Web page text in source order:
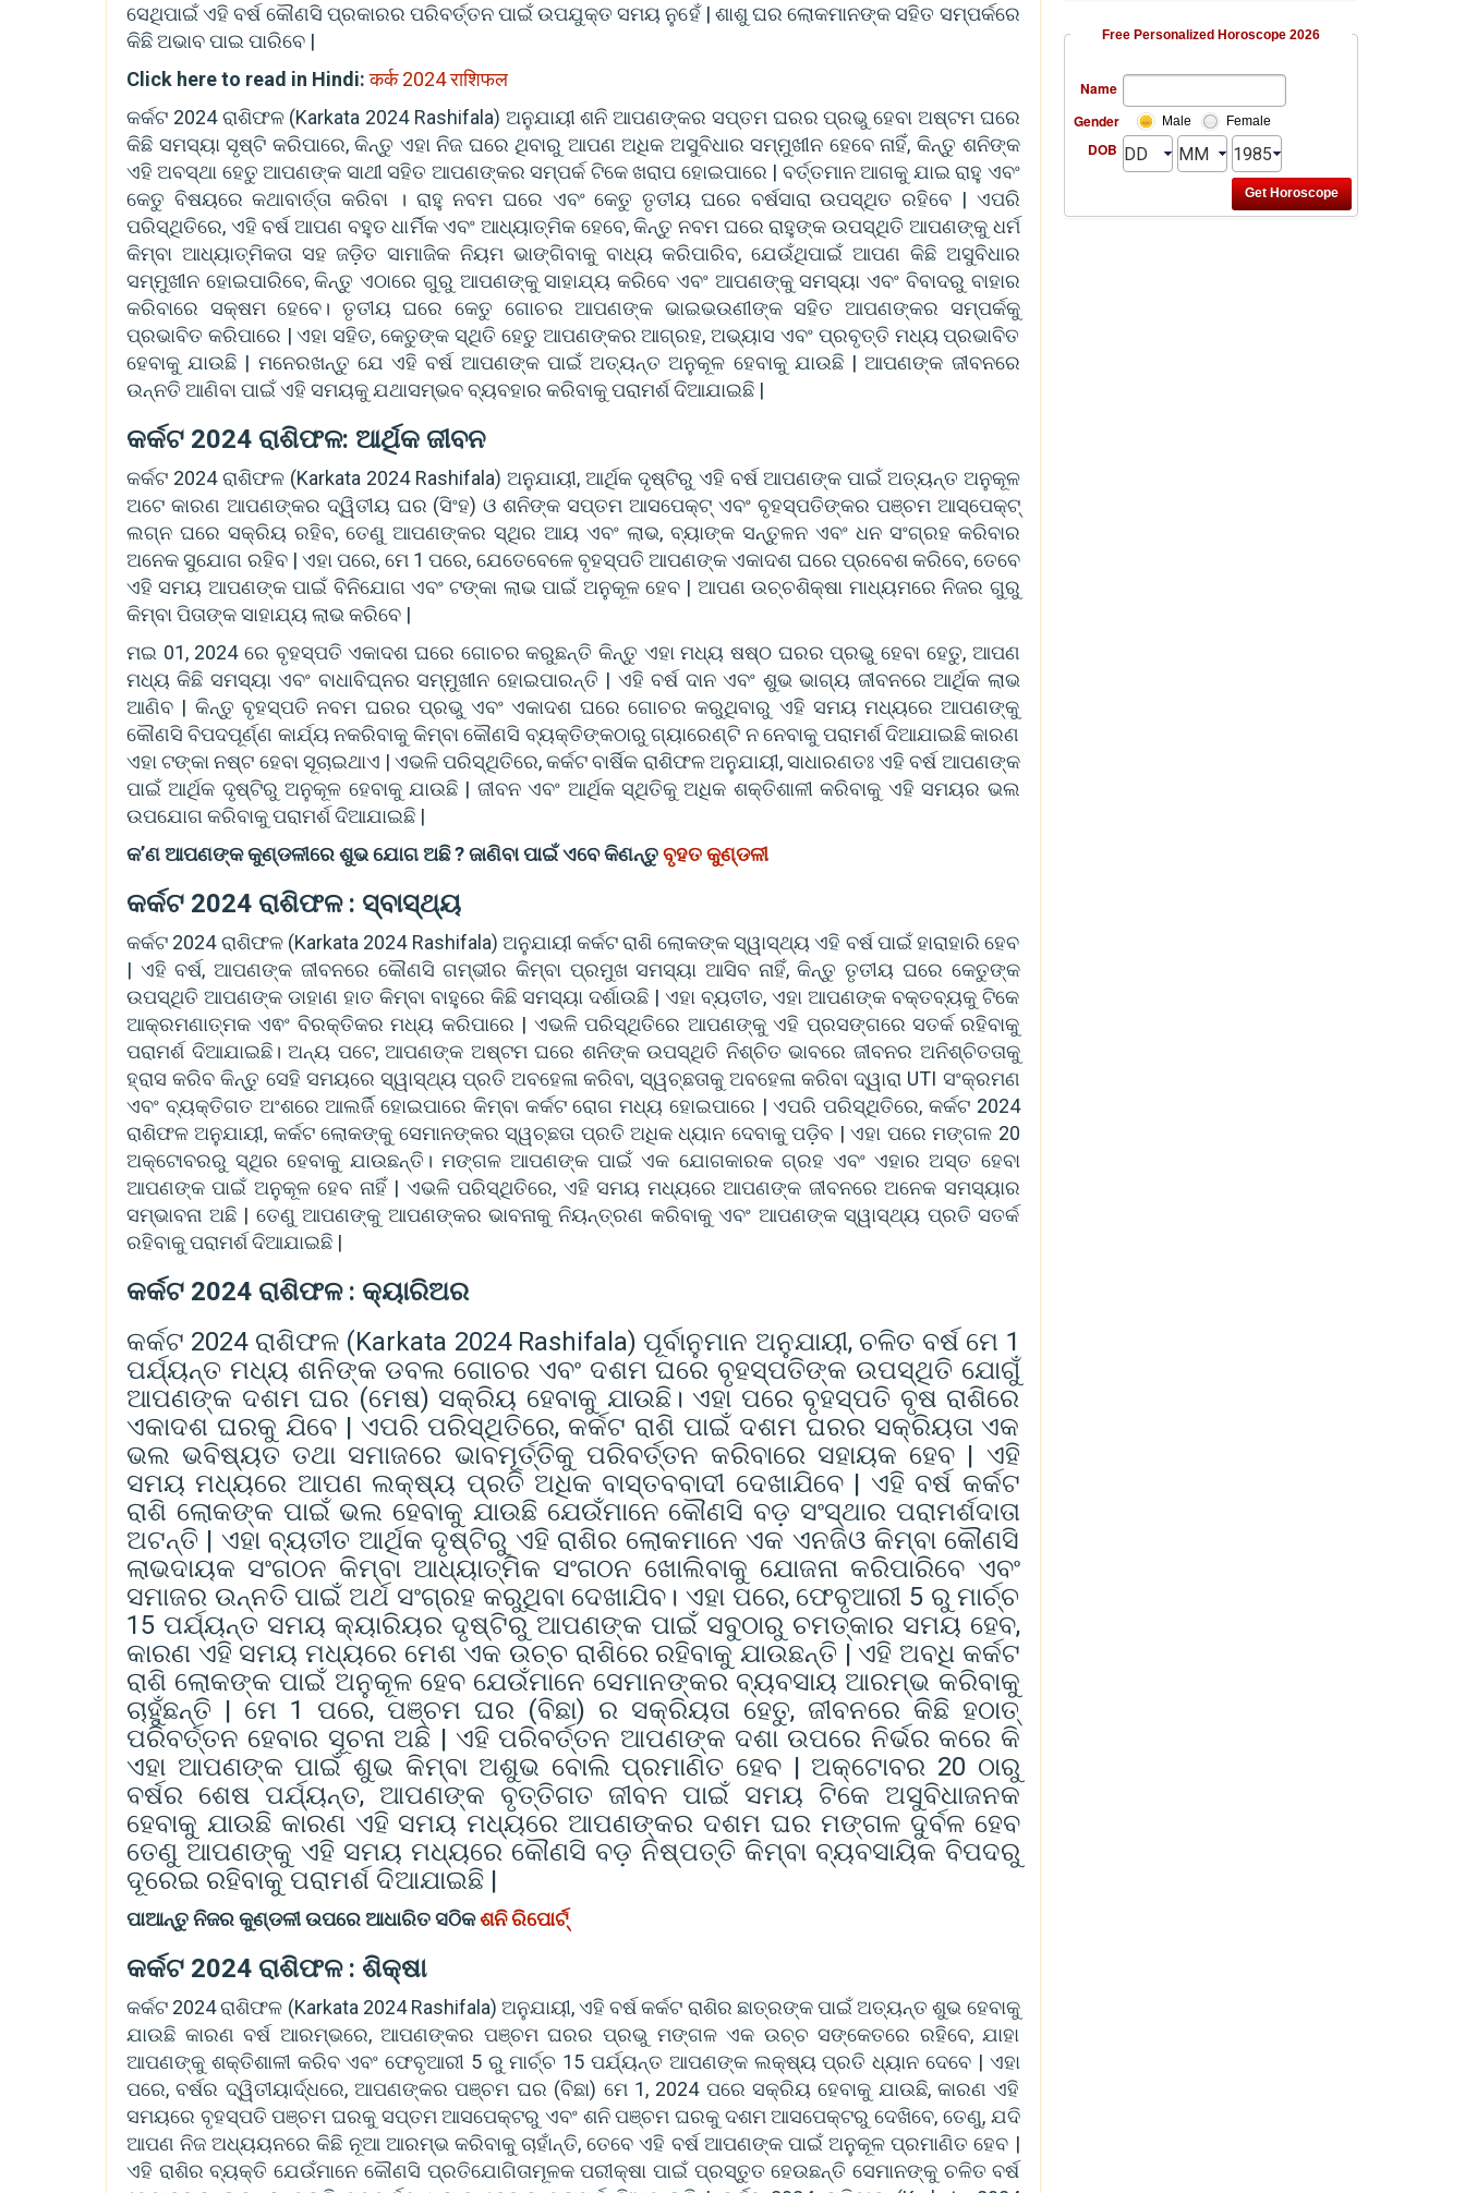
ସେଥିପାଇଁ ଏହି ବର୍ଷ କୌଣସି ପ୍ରକାରର ପରିବର୍ତ୍ତନ ପାଇଁ ଉପଯୁକ୍ତ ସମୟ ନୁହେଁ | ଶାଶୁ ଘର ଲୋକମାନଙ୍କ ସହିତ ସମ୍ପର୍କରେ
କିଛି ଅଭାବ ପାଇ ପାରିବେ |
Click here to read in Hindi:कर्क 2024 राशिफल
କର୍କଟ 2024 ରାଶିଫଳ (Karkata 2024 Rashifala) ଅନୁଯାୟୀ ଶନି ଆପଣଙ୍କର ସପ୍ତମ ଘରର ପ୍ରଭୁ ହେବା ଅଷ୍ଟମ ଘରେ
କିଛି ସମସ୍ୟା ସୃଷ୍ଟି କରିପାରେ, କିନ୍ତୁ ଏହା ନିଜ ଘରେ ଥିବାରୁ ଆପଣ ଅଧିକ ଅସୁବିଧାର ସମ୍ମୁଖୀନ ହେବେ ନାହିଁ, କିନ୍ତୁ ଶନିଙ୍କ
ଏହି ଅବସ୍ଥା ହେତୁ ଆପଣଙ୍କ ସାଥୀ ସହିତ ଆପଣଙ୍କର ସମ୍ପର୍କ ଟିକେ ଖରାପ ହୋଇପାରେ | ବର୍ତ୍ତମାନ ଆଗକୁ ଯାଇ ରାହୁ ଏବଂ
କେତୁ ବିଷୟରେ କଥାବାର୍ତ୍ତା କରିବା । ରାହୁ ନବମ ଘରେ ଏବଂ କେତୁ ତୃତୀୟ ଘରେ ବର୍ଷସାରା ଉପସ୍ଥିତ ରହିବେ | ଏପରି
ପରିସ୍ଥିତିରେ, ଏହି ବର୍ଷ ଆପଣ ବହୁତ ଧାର୍ମିକ ଏବଂ ଆଧ୍ୟାତ୍ମିକ ହେବେ, କିନ୍ତୁ ନବମ ଘରେ ରାହୁଙ୍କ ଉପସ୍ଥିତି ଆପଣଙ୍କୁ ଧର୍ମ
କିମ୍ବା ଆଧ୍ୟାତ୍ମିକତା ସହ ଜଡ଼ିତ ସାମାଜିକ ନିୟମ ଭାଙ୍ଗିବାକୁ ବାଧ୍ୟ କରିପାରିବ, ଯେଉଁଥିପାଇଁ ଆପଣ କିଛି ଅସୁବିଧାର
ସମ୍ମୁଖୀନ ହୋଇପାରିବେ, କିନ୍ତୁ ଏଠାରେ ଗୁରୁ ଆପଣଙ୍କୁ ସାହାଯ୍ୟ କରିବେ ଏବଂ ଆପଣଙ୍କୁ ସମସ୍ୟା ଏବଂ ବିବାଦରୁ ବାହାର
କରିବାରେ ସକ୍ଷମ ହେବେ। ତୃତୀୟ ଘରେ କେତୁ ଗୋଚର ଆପଣଙ୍କ ଭାଇଭଉଣୀଙ୍କ ସହିତ ଆପଣଙ୍କର ସମ୍ପର୍କକୁ
ପ୍ରଭାବିତ କରିପାରେ | ଏହା ସହିତ, କେତୁଙ୍କ ସ୍ଥିତି ହେତୁ ଆପଣଙ୍କର ଆଗ୍ରହ, ଅଭ୍ୟାସ ଏବଂ ପ୍ରବୃତ୍ତି ମଧ୍ୟ ପ୍ରଭାବିତ
ହେବାକୁ ଯାଉଛି | ମନେରଖନ୍ତୁ ଯେ ଏହି ବର୍ଷ ଆପଣଙ୍କ ପାଇଁ ଅତ୍ୟନ୍ତ ଅନୁକୂଳ ହେବାକୁ ଯାଉଛି | ଆପଣଙ୍କ ଜୀବନରେ
ଉନ୍ନତି ଆଣିବା ପାଇଁ ଏହି ସମୟକୁ ଯଥାସମ୍ଭବ ବ୍ୟବହାର କରିବାକୁ ପରାମର୍ଶ ଦିଆଯାଇଛି |
କର୍କଟ 2024 ରାଶିଫଳ: ଆର୍ଥିକ ଜୀବନ
କର୍କଟ 2024 ରାଶିଫଳ (Karkata 2024 Rashifala) ଅନୁଯାୟୀ, ଆର୍ଥିକ ଦୃଷ୍ଟିରୁ ଏହି ବର୍ଷ ଆପଣଙ୍କ ପାଇଁ ଅତ୍ୟନ୍ତ ଅନୁକୂଳ
ଅଟେ କାରଣ ଆପଣଙ୍କର ଦ୍ୱିତୀୟ ଘର (ସିଂହ) ଓ ଶନିଙ୍କ ସପ୍ତମ ଆସପେକ୍ଟ୍ ଏବଂ ବୃହସ୍ପତିଙ୍କର ପଞ୍ଚମ ଆସ୍ପେକ୍ଟ୍
ଲଗ୍ନ ଘରେ ସକ୍ରିୟ ରହିବ, ତେଣୁ ଆପଣଙ୍କର ସ୍ଥିର ଆୟ ଏବଂ ଲାଭ, ବ୍ୟାଙ୍କ ସନ୍ତୁଳନ ଏବଂ ଧନ ସଂଗ୍ରହ କରିବାର
ଅନେକ ସୁଯୋଗ ରହିବ | ଏହା ପରେ, ମେ 1 ପରେ, ଯେତେବେଳେ ବୃହସ୍ପତି ଆପଣଙ୍କ ଏକାଦଶ ଘରେ ପ୍ରବେଶ କରିବେ, ତେବେ
ଏହି ସମୟ ଆପଣଙ୍କ ପାଇଁ ବିନିଯୋଗ ଏବଂ ଟଙ୍କା ଲାଭ ପାଇଁ ଅନୁକୂଳ ହେବ | ଆପଣ ଉଚ୍ଚଶିକ୍ଷା ମାଧ୍ୟମରେ ନିଜର ଗୁରୁ
କିମ୍ବା ପିତାଙ୍କ ସାହାଯ୍ୟ ଲାଭ କରିବେ |
ମଇ 01, 2024 ରେ ବୃହସ୍ପତି ଏକାଦଶ ଘରେ ଗୋଚର କରୁଛନ୍ତି କିନ୍ତୁ ଏହା ମଧ୍ୟ ଷଷ୍ଠ ଘରର ପ୍ରଭୁ ହେବା ହେତୁ, ଆପଣ
ମଧ୍ୟ କିଛି ସମସ୍ୟା ଏବଂ ବାଧାବିଘ୍ନର ସମ୍ମୁଖୀନ ହୋଇପାରନ୍ତି | ଏହି ବର୍ଷ ଦାନ ଏବଂ ଶୁଭ ଭାଗ୍ୟ ଜୀବନରେ ଆର୍ଥିକ ଲାଭ
ଆଣିବ | କିନ୍ତୁ ବୃହସ୍ପତି ନବମ ଘରର ପ୍ରଭୁ ଏବଂ ଏକାଦଶ ଘରେ ଗୋଚର କରୁଥିବାରୁ ଏହି ସମୟ ମଧ୍ୟରେ ଆପଣଙ୍କୁ
କୌଣସି ବିପଦପୂର୍ଣ୍ଣ କାର୍ଯ୍ୟ ନକରିବାକୁ କିମ୍ବା କୌଣସି ବ୍ୟକ୍ତିଙ୍କଠାରୁ ଗ୍ୟାରେଣ୍ଟି ନ ନେବାକୁ ପରାମର୍ଶ ଦିଆଯାଇଛି କାରଣ
ଏହା ଟଙ୍କା ନଷ୍ଟ ହେବା ସୂଚାଇଥାଏ | ଏଭଳି ପରିସ୍ଥିତିରେ, କର୍କଟ ବାର୍ଷିକ ରାଶିଫଳ ଅନୁଯାୟୀ, ସାଧାରଣତଃ ଏହି ବର୍ଷ ଆପଣଙ୍କ
ପାଇଁ ଆର୍ଥିକ ଦୃଷ୍ଟିରୁ ଅନୁକୂଳ ହେବାକୁ ଯାଉଛି | ଜୀବନ ଏବଂ ଆର୍ଥିକ ସ୍ଥିତିକୁ ଅଧିକ ଶକ୍ତିଶାଳୀ କରିବାକୁ ଏହି ସମୟର ଭଲ
ଉପଯୋଗ କରିବାକୁ ପରାମର୍ଶ ଦିଆଯାଇଛି |
କ’ଣ ଆପଣଙ୍କ କୁଣ୍ଡଳୀରେ ଶୁଭ ଯୋଗ ଅଛି ? ଜାଣିବା ପାଇଁ ଏବେ କିଣନ୍ତୁବୃହତ କୁଣ୍ଡଳୀ
କର୍କଟ 2024 ରାଶିଫଳ : ସ୍ବାସ୍ଥ୍ୟ
କର୍କଟ 2024 ରାଶିଫଳ (Karkata 2024 Rashifala) ଅନୁଯାୟୀ କର୍କଟ ରାଶି ଲୋକଙ୍କ ସ୍ୱାସ୍ଥ୍ୟ ଏହି ବର୍ଷ ପାଇଁ ହାରାହାରି ହେବ
| ଏହି ବର୍ଷ, ଆପଣଙ୍କ ଜୀବନରେ କୌଣସି ଗମ୍ଭୀର କିମ୍ବା ପ୍ରମୁଖ ସମସ୍ୟା ଆସିବ ନାହିଁ, କିନ୍ତୁ ତୃତୀୟ ଘରେ କେତୁଙ୍କ
ଉପସ୍ଥିତି ଆପଣଙ୍କ ଡାହାଣ ହାତ କିମ୍ବା ବାହୁରେ କିଛି ସମସ୍ୟା ଦର୍ଶାଉଛି | ଏହା ବ୍ୟତୀତ, ଏହା ଆପଣଙ୍କ ବକ୍ତବ୍ୟକୁ ଟିକେ
ଆକ୍ରମଣାତ୍ମକ ଏଵଂ ବିରକ୍ତିକର ମଧ୍ୟ କରିପାରେ | ଏଭଳି ପରିସ୍ଥିତିରେ ଆପଣଙ୍କୁ ଏହି ପ୍ରସଙ୍ଗରେ ସତର୍କ ରହିବାକୁ
ପରାମର୍ଶ ଦିଆଯାଇଛି। ଅନ୍ୟ ପଟେ, ଆପଣଙ୍କ ଅଷ୍ଟମ ଘରେ ଶନିଙ୍କ ଉପସ୍ଥିତି ନିଶ୍ଚିତ ଭାବରେ ଜୀବନର ଅନିଶ୍ଚିତତାକୁ
ହ୍ରାସ କରିବ କିନ୍ତୁ ସେହି ସମୟରେ ସ୍ୱାସ୍ଥ୍ୟ ପ୍ରତି ଅବହେଳା କରିବା, ସ୍ୱଚ୍ଛତାକୁ ଅବହେଳା କରିବା ଦ୍ୱାରା UTI ସଂକ୍ରମଣ
ଏବଂ ବ୍ୟକ୍ତିଗତ ଅଂଶରେ ଆଲର୍ଜି ହୋଇପାରେ କିମ୍ବା କର୍କଟ ରୋଗ ମଧ୍ୟ ହୋଇପାରେ | ଏପରି ପରିସ୍ଥିତିରେ, କର୍କଟ 2024
ରାଶିଫଳ ଅନୁଯାୟୀ, କର୍କଟ ଲୋକଙ୍କୁ ସେମାନଙ୍କର ସ୍ୱଚ୍ଛତା ପ୍ରତି ଅଧିକ ଧ୍ୟାନ ଦେବାକୁ ପଡ଼ିବ | ଏହା ପରେ ମଙ୍ଗଳ 20
ଅକ୍ଟୋବରରୁ ସ୍ଥିର ହେବାକୁ ଯାଉଛନ୍ତି। ମଙ୍ଗଳ ଆପଣଙ୍କ ପାଇଁ ଏକ ଯୋଗକାରକ ଗ୍ରହ ଏବଂ ଏହାର ଅସ୍ତ ହେବା
ଆପଣଙ୍କ ପାଇଁ ଅନୁକୂଳ ହେବ ନାହିଁ | ଏଭଳି ପରିସ୍ଥିତିରେ, ଏହି ସମୟ ମଧ୍ୟରେ ଆପଣଙ୍କ ଜୀବନରେ ଅନେକ ସମସ୍ୟାର
ସମ୍ଭାବନା ଅଛି | ତେଣୁ ଆପଣଙ୍କୁ ଆପଣଙ୍କର ଭାବନାକୁ ନିୟନ୍ତ୍ରଣ କରିବାକୁ ଏବଂ ଆପଣଙ୍କ ସ୍ୱାସ୍ଥ୍ୟ ପ୍ରତି ସତର୍କ
ରହିବାକୁ ପରାମର୍ଶ ଦିଆଯାଇଛି |
କର୍କଟ 2024 ରାଶିଫଳ : କ୍ୟାରିଅର
କର୍କଟ 2024 ରାଶିଫଳ (Karkata 2024 Rashifala) ପୂର୍ବାନୁମାନ ଅନୁଯାୟୀ, ଚଳିତ ବର୍ଷ ମେ 1
ପର୍ଯ୍ୟନ୍ତ ମଧ୍ୟ ଶନିଙ୍କ ଡବଲ ଗୋଚର ଏବଂ ଦଶମ ଘରେ ବୃହସ୍ପତିଙ୍କ ଉପସ୍ଥିତି ଯୋଗୁଁ
ଆପଣଙ୍କ ଦଶମ ଘର (ମେଷ) ସକ୍ରିୟ ହେବାକୁ ଯାଉଛି। ଏହା ପରେ ବୃହସ୍ପତି ବୃଷ ରାଶିରେ
ଏକାଦଶ ଘରକୁ ଯିବେ | ଏପରି ପରିସ୍ଥିତିରେ, କର୍କଟ ରାଶି ପାଇଁ ଦଶମ ଘରର ସକ୍ରିୟତା ଏକ
ଭଲ ଭବିଷ୍ୟତ ତଥା ସମାଜରେ ଭାବମୂର୍ତ୍ତିକୁ ପରିବର୍ତ୍ତନ କରିବାରେ ସହାୟକ ହେବ | ଏହି
ସମୟ ମଧ୍ୟରେ ଆପଣ ଲକ୍ଷ୍ୟ ପ୍ରତି ଅଧିକ ବାସ୍ତବବାଦୀ ଦେଖାଯିବେ | ଏହି ବର୍ଷ କର୍କଟ
ରାଶି ଲୋକଙ୍କ ପାଇଁ ଭଲ ହେବାକୁ ଯାଉଛି ଯେଉଁମାନେ କୌଣସି ବଡ଼ ସଂସ୍ଥାର ପରାମର୍ଶଦାତା
ଅଟନ୍ତି | ଏହା ବ୍ୟତୀତ ଆର୍ଥିକ ଦୃଷ୍ଟିରୁ ଏହି ରାଶିର ଲୋକମାନେ ଏକ ଏନଜିଓ କିମ୍ବା କୌଣସି
ଲାଭଦାୟକ ସଂଗଠନ କିମ୍ବା ଆଧ୍ୟାତ୍ମିକ ସଂଗଠନ ଖୋଲିବାକୁ ଯୋଜନା କରିପାରିବେ ଏବଂ
ସମାଜର ଉନ୍ନତି ପାଇଁ ଅର୍ଥ ସଂଗ୍ରହ କରୁଥିବା ଦେଖାଯିବ। ଏହା ପରେ, ଫେବୃଆରୀ 5 ରୁ ମାର୍ଚ୍ଚ
15 ପର୍ଯ୍ୟନ୍ତ ସମୟ କ୍ୟାରିୟର ଦୃଷ୍ଟିରୁ ଆପଣଙ୍କ ପାଇଁ ସବୁଠାରୁ ଚମତ୍କାର ସମୟ ହେବ,
କାରଣ ଏହି ସମୟ ମଧ୍ୟରେ ମେଶ ଏକ ଉଚ୍ଚ ରାଶିରେ ରହିବାକୁ ଯାଉଛନ୍ତି | ଏହି ଅବଧି କର୍କଟ
ରାଶି ଲୋକଙ୍କ ପାଇଁ ଅନୁକୂଳ ହେବ ଯେଉଁମାନେ ସେମାନଙ୍କର ବ୍ୟବସାୟ ଆରମ୍ଭ କରିବାକୁ
ଚାହୁଁଛନ୍ତି | ମେ 1 ପରେ, ପଞ୍ଚମ ଘର (ବିଛା) ର ସକ୍ରିୟତା ହେତୁ, ଜୀବନରେ କିଛି ହଠାତ୍
ପରିବର୍ତ୍ତନ ହେବାର ସୂଚନା ଅଛି | ଏହି ପରିବର୍ତ୍ତନ ଆପଣଙ୍କ ଦଶା ଉପରେ ନିର୍ଭର କରେ କି
ଏହା ଆପଣଙ୍କ ପାଇଁ ଶୁଭ କିମ୍ବା ଅଶୁଭ ବୋଲି ପ୍ରମାଣିତ ହେବ | ଅକ୍ଟୋବର 20 ଠାରୁ
ବର୍ଷର ଶେଷ ପର୍ଯ୍ୟନ୍ତ, ଆପଣଙ୍କ ବୃତ୍ତିଗତ ଜୀବନ ପାଇଁ ସମୟ ଟିକେ ଅସୁବିଧାଜନକ
ହେବାକୁ ଯାଉଛି କାରଣ ଏହି ସମୟ ମଧ୍ୟରେ ଆପଣଙ୍କର ଦଶମ ଘର ମଙ୍ଗଳ ଦୁର୍ବଳ ହେବ
ତେଣୁ ଆପଣଙ୍କୁ ଏହି ସମୟ ମଧ୍ୟରେ କୌଣସି ବଡ଼ ନିଷ୍ପତ୍ତି କିମ୍ବା ବ୍ୟବସାୟିକ ବିପଦରୁ
ଦୂରେଇ ରହିବାକୁ ପରାମର୍ଶ ଦିଆଯାଇଛି |
ପାଆନ୍ତୁ ନିଜର କୁଣ୍ଡଳୀ ଉପରେ ଆଧାରିତ ସଠିକଶନି ରିପୋର୍ଟ୍
କର୍କଟ 2024 ରାଶିଫଳ : ଶିକ୍ଷା
କର୍କଟ 2024 ରାଶିଫଳ (Karkata 2024 Rashifala) ଅନୁଯାୟୀ, ଏହି ବର୍ଷ କର୍କଟ ରାଶିର ଛାତ୍ରଙ୍କ ପାଇଁ ଅତ୍ୟନ୍ତ ଶୁଭ ହେବାକୁ
ଯାଉଛି କାରଣ ବର୍ଷ ଆରମ୍ଭରେ, ଆପଣଙ୍କର ପଞ୍ଚମ ଘରର ପ୍ରଭୁ ମଙ୍ଗଳ ଏକ ଉଚ୍ଚ ସଙ୍କେତରେ ରହିବେ, ଯାହା
ଆପଣଙ୍କୁ ଶକ୍ତିଶାଳୀ କରିବ ଏବଂ ଫେବୃଆରୀ 5 ରୁ ମାର୍ଚ୍ଚ 15 ପର୍ଯ୍ୟନ୍ତ ଆପଣଙ୍କ ଲକ୍ଷ୍ୟ ପ୍ରତି ଧ୍ୟାନ ଦେବେ | ଏହା
ପରେ, ବର୍ଷର ଦ୍ୱିତୀୟାର୍ଦ୍ଧରେ, ଆପଣଙ୍କର ପଞ୍ଚମ ଘର (ବିଛା) ମେ 1, 2024 ପରେ ସକ୍ରିୟ ହେବାକୁ ଯାଉଛି, କାରଣ ଏହି
ସମୟରେ ବୃହସ୍ପତି ପଞ୍ଚମ ଘରକୁ ସପ୍ତମ ଆସପେକ୍ଟରୁ ଏବଂ ଶନି ପଞ୍ଚମ ଘରକୁ ଦଶମ ଆସପେକ୍ଟରୁ ଦେଖିବେ, ତେଣୁ, ଯଦି
ଆପଣ ନିଜ ଅଧ୍ୟୟନରେ କିଛି ନୂଆ ଆରମ୍ଭ କରିବାକୁ ଚାହାଁନ୍ତି, ତେବେ ଏହି ବର୍ଷ ଆପଣଙ୍କ ପାଇଁ ଅନୁକୂଳ ପ୍ରମାଣିତ ହେବ |
ଏହି ରାଶିର ବ୍ୟକ୍ତି ଯେଉଁମାନେ କୌଣସି ପ୍ରତିଯୋଗିତାମୂଳକ ପରୀକ୍ଷା ପାଇଁ ପ୍ରସ୍ତୁତ ହେଉଛନ୍ତି ସେମାନଙ୍କୁ ଚଳିତ ବର୍ଷ
Free Personalized Horoscope 2026
Name
Gender
Male Female
DOB